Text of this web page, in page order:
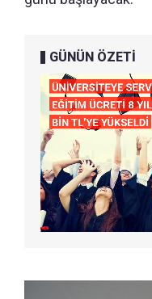
GÜNÜN ÖZETİ